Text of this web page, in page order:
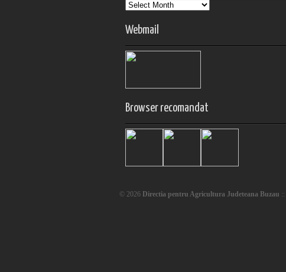
Arhiva
Webmail
Browser recomandat
© 2026 Directia pentru Agricultura Judeteana Buzau ::